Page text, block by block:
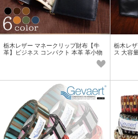
栃木レザー マネークリップ財布【牛
革】ビジネス コンパクト 本革 革小物
栃木レ
ス 大容